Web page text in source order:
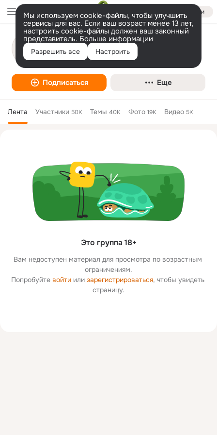
Войти
Мы используем cookie-файлы, чтобы улучшить
сервисы для вас. Если ваш возраст менее 13 лет,
настроить cookie-файлы должен ваш законный
представитель. Больше информации
Разрешить все Настроить
Новые Известия
Интернет-СМИ
Подписаться Еще
Лента Участники 50K Темы 40K Фото 19K Видео 5K
Это группа 18+
Вам недоступен материал для просмотра по возрастным
ограничениям.
Попробуйте войти или зарегистрироваться, чтобы увидеть
страницу.